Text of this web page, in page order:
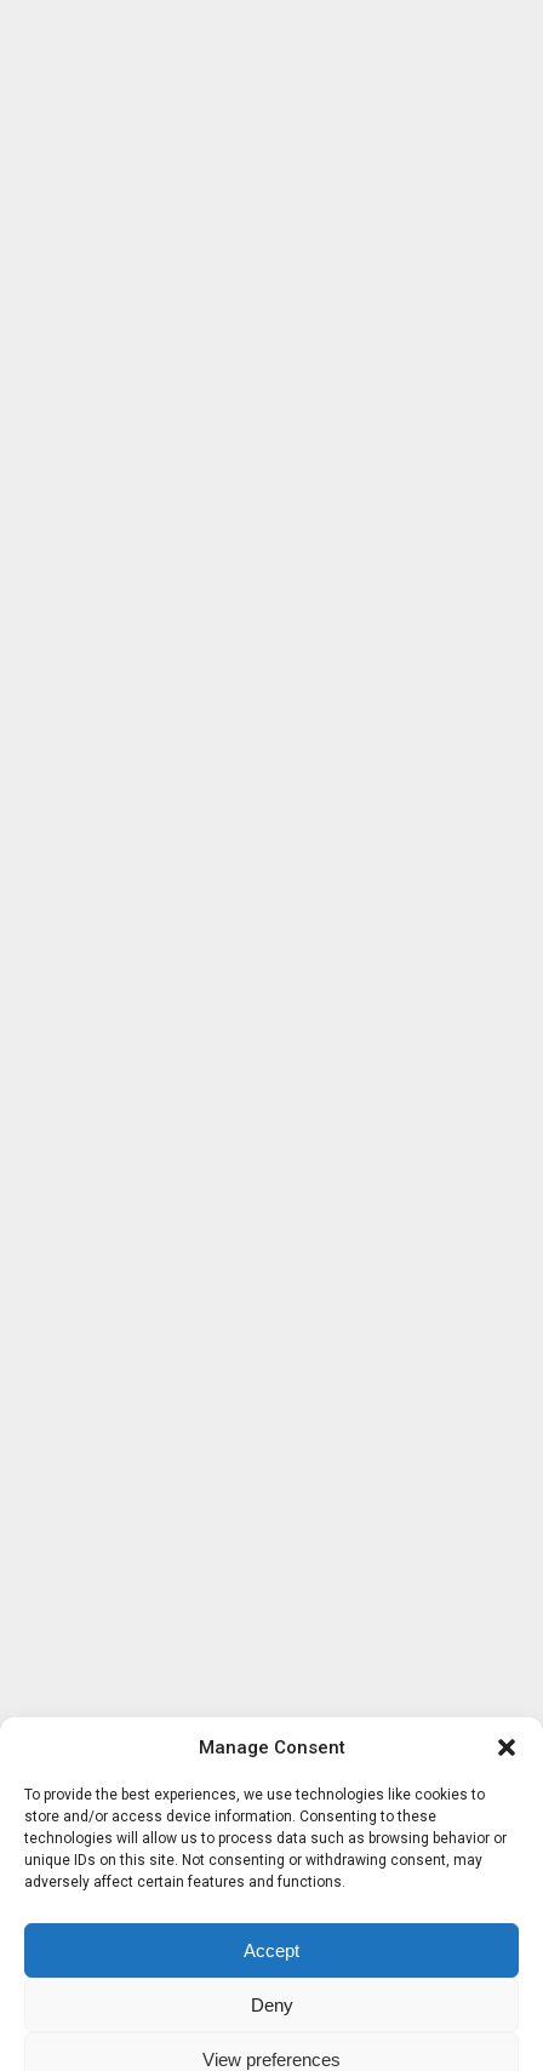
Manage Consent
To provide the best experiences, we use technologies like cookies to
store and/or access device information. Consenting to these
technologies will allow us to process data such as browsing behavior or
unique IDs on this site. Not consenting or withdrawing consent, may
adversely affect certain features and functions.
Accept
Deny
View preferences